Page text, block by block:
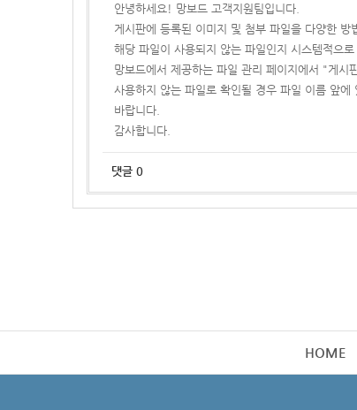
안녕하세요! 망보드 고객지원팀입니다.
게시판에 등록된 이미지 및 첨부 파일을 다양한
해당 파일이 사용되지 않는 파일인지 시스템적으
망보드에서 제공하는 파일 관리 페이지에서 "게
사용하지 않는 파일로 확인될 경우 파일 이름 앞
바랍니다.
감사합니다.
댓글 0
HOME